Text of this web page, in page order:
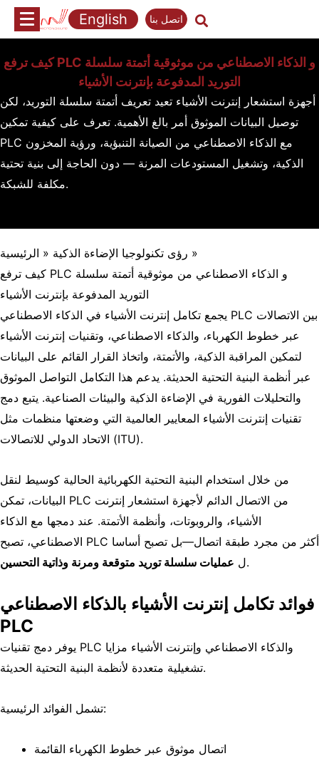
تخطي
English اتصل بنا
كيف ترفع PLC و الذكاء الاصطناعي من موثوقية أتمتة سلسلة
التوريد المدفوعة بإنترنت الأشياء
أجهزة استشعار إنترنت الأشياء تعيد تعريف أتمتة سلسلة التوريد، لكن
توصيل البيانات الموثوق أمر بالغ الأهمية. تعرف على كيفية تمكين
PLC مع الذكاء الاصطناعي من الصيانة التنبؤية، ورؤية المخزون
الذكية، وتشغيل المستودعات المرنة — دون الحاجة إلى بنية تحتية
مكلفة للشبكة.
الرئيسية » رؤى تكنولوجيا الإضاءة الذكية »
كيف ترفع PLC و الذكاء الاصطناعي من موثوقية أتمتة سلسلة
التوريد المدفوعة بإنترنت الأشياء
يجمع تكامل إنترنت الأشياء في الذكاء الاصطناعي PLC بين الاتصالات
عبر خطوط الكهرباء، والذكاء الاصطناعي، وتقنيات إنترنت الأشياء
لتمكين المراقبة الذكية، والأتمتة، واتخاذ القرار القائم على البيانات
عبر أنظمة البنية التحتية الحديثة. يدعم هذا التكامل التواصل الموثوق
والتحليلات الفورية في الإضاءة الذكية والبيئات الصناعية. يتبع دمج
تقنيات إنترنت الأشياء المعايير العالمية التي وضعتها منظمات مثل
الاتحاد الدولي للاتصالات (ITU).
من خلال استخدام البنية التحتية الكهربائية الحالية كوسيط لنقل
البيانات، تمكن PLC من الاتصال الدائم لأجهزة استشعار إنترنت
الأشياء، والروبوتات، وأنظمة الأتمتة. عند دمجها مع الذكاء
الاصطناعي، تصبح PLC أكثر من مجرد طبقة اتصال—بل تصبح أساسا
ل عمليات سلسلة توريد متوقعة ومرنة وذاتية التحسين .
فوائد تكامل إنترنت الأشياء بالذكاء الاصطناعي
PLC
يوفر دمج تقنيات PLC والذكاء الاصطناعي وإنترنت الأشياء مزايا
تشغيلية متعددة لأنظمة البنية التحتية الحديثة.
تشمل الفوائد الرئيسية:
اتصال موثوق عبر خطوط الكهرباء القائمة